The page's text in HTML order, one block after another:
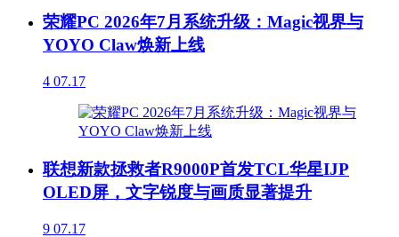
荣耀PC 2026年7月系统升级：Magic视界与
YOYO Claw焕新上线
4 07.17
联想新款拯救者R9000P首发TCL华星IJP
OLED屏，文字锐度与画质显著提升
9 07.17